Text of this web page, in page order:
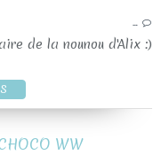
…
de la nounou d'Alix :)
WW